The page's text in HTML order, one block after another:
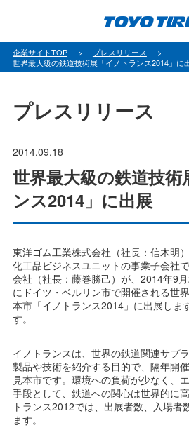
パ
ン
企業サイトTOP
プレスリリース
世界最大級の鉄道技術展「イノトランス2014」に
プレスリリース
2014.09.18
世界最大級の鉄道技術
ンス2014」に出展
東洋ゴム工業株式会社（社長：信木明
化工品ビジネスユニットの事業子会社
会社（社長：藤巻勝己）が、2014年9
にドイツ・ベルリン市で開催される世
本市「イノトランス2014」に出展しま
す。
イノトランスは、世界の鉄道関連サプ
製品や技術を紹介する目的で、隔年開
見本市です。環境への負荷が少なく、
手段として、鉄道への関心は世界的に
トランス2012では、出展者数、入場者
ます。